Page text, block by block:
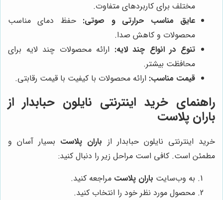
مختلف برای کاربردهای متفاوت.
عایق مناسب حرارتی و صوتی: حفظ دمای مناسب
محصولات و کاهش صدا.
تنوع در انواع چند لایه: ارائه محصولات چند لایه برای
محافظت بیشتر.
قیمت مناسب: ارائه محصولات با کیفیت با قیمت رقابتی.
راهنمای خرید اینترنتی نایلون حبابدار از
باران پلاست
خرید اینترنتی نایلون حبابدار از باران پلاست بسیار آسان و
مطمئن است. کافی است مراحل زیر را دنبال کنید:
به وب‌سایت باران پلاست مراجعه کنید.
محصول مورد نظر خود را انتخاب کنید.